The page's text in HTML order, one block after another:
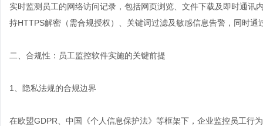
实时监测员工的网络访问记录，包括网页浏览、文件下载及即时通
持HTTPS解密（需合规授权）、关键词过滤及敏感信息告警，同时
二、合规性：员工监控软件实施的关键前提
1、隐私法规的合规边界
在欧盟GDPR、中国《个人信息保护法》等框架下，企业监控员工行